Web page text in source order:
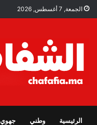
الجمعة, 7 أغسطس, 2026
الرئيسية وطني جهوي